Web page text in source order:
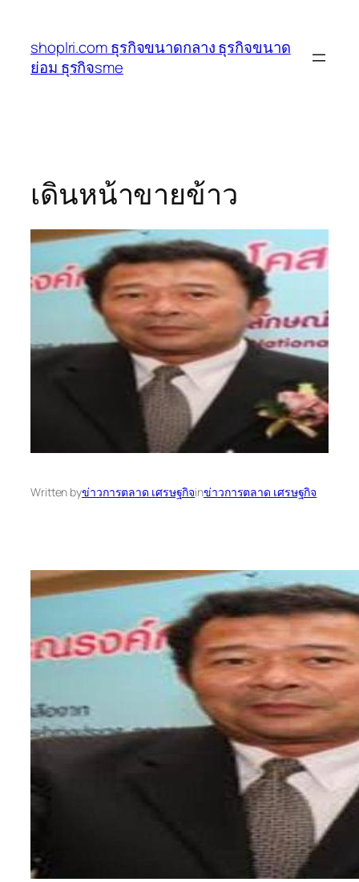
เนื้อหา
shoplri.com ธุรกิจขนาดกลาง ธุรกิจขนาด
ย่อม ธุรกิจsme
เดินหน้าขายข้าว
Written byข่าวการตลาด เศรษฐกิจinข่าวการตลาด เศรษฐกิจ